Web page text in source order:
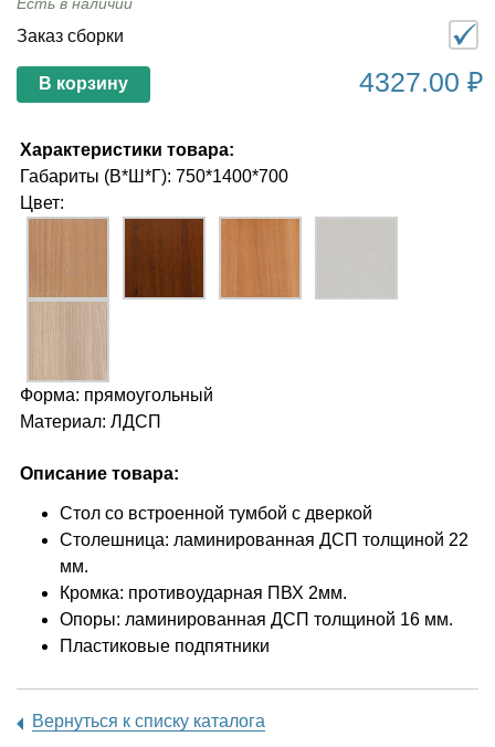
Заказ сборки
4327.00 ₽
В корзину
Характеристики товара:
Габариты (В*Ш*Г): 750*1400*700
Цвет:
Форма: прямоугольный
Материал: ЛДСП
Описание товара:
Стол со встроенной тумбой с дверкой
Столешница: ламинированная ДСП толщиной 22
мм.
Кромка: противоударная ПВХ 2мм.
Опоры: ламинированная ДСП толщиной 16 мм.
Пластиковые подпятники
Вернуться к списку каталога